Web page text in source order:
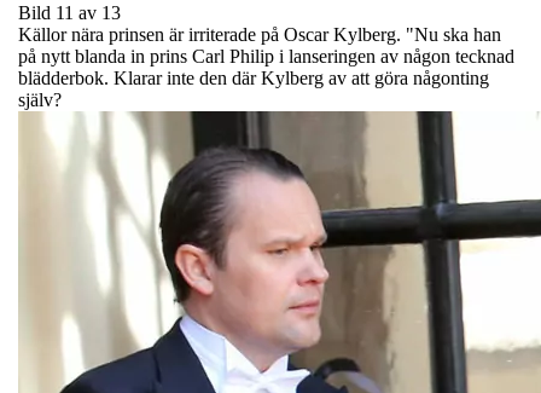
Bild 11 av 13
Källor nära prinsen är irriterade på Oscar Kylberg. "Nu ska han
på nytt blanda in prins Carl Philip i lanseringen av någon tecknad
blädderbok. Klarar inte den där Kylberg av att göra någonting
själv?